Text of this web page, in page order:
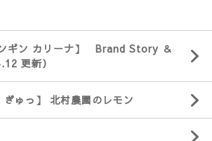
ギン カリーナ】 Brand Story ＆
更新）
ゅっ】 北村農園のレモン